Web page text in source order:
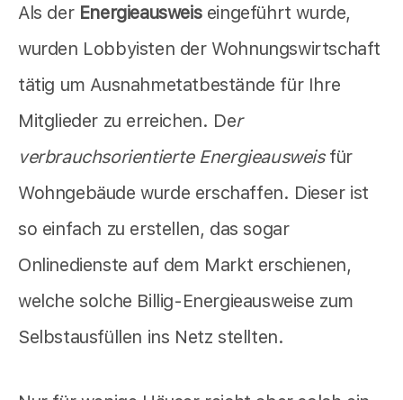
Als der Energieausweiseingeführt wurde,
wurden Lobbyisten der Wohnungswirtschaft
tätig um Ausnahmetatbestände für Ihre
Mitglieder zu erreichen. Der
verbrauchsorientierte Energieausweisfür
Wohngebäude wurde erschaffen. Dieser ist
so einfach zu erstellen, das sogar
Onlinedienste auf dem Markt erschienen,
welche solche Billig-Energieausweise zum
Selbstausfüllen ins Netz stellten.